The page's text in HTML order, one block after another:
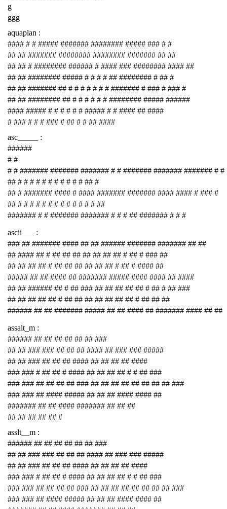
g
ggg
aquaplan :
#### # # ##### ####### ######## ##### ### # #
## ## ####### ######## ######## ####### ## ##
## ## # ######## ###### # #### ### ######## #### ##
## ## ######## ##### # # # # ## ######## # ## #
## ## ####### ## # # # # # # # ####### # ### # ### #
## ## ######## ## # # # # # # ######## ##### ######
#### ##### # # # # # # ##### # # #### ## ####
# ### # # # ### # ## # # ## ####
asc_____ :
######
# #
# # ####### ####### ####### # # ####### ####### ####### # #
## # # # # # # # # # # # ## #
## # ####### #### # #### ####### ####### #### #### # ### #
## # # # # # # # # # # # # # ##
####### # # ####### ####### # # # ## ####### # # #
ascii___ :
### ## ####### #### ## ## ###### ####### ####### ## ##
## #### ## # ## ## ## ## ## ## ## # ## # ### ##
## ## ## ## # ## ## ## ## ## ## # ## # #### ##
##### ## ## #### ## ####### ##### #### #### ## ####
## ## ###### ## # ## ### ## ## ## ## ## # ## # ## ###
## ## ## ## ## # ## ## ## ## ## ## ## # ## ## ##
###### ## ## ####### ##### ## ## #### ## ####### #### ## ##
assalt_m :
###### ## ## ## ## ## ## ###
## ## ### ### ## ## ## #### ## ### ### #####
## ## ### ## ## ## #### ## ## ## ## ####
### ### # ## ## # #### ## ## ## ## # # ## ###
### ### ## ## ## ## ### ## ## ## ## ## ## ## ## ###
### ### ## #### ##### ## ## ## #### #### ##
####### ## ## #### ####### ## ## ##
## ## ## ## ## #
asslt__m :
###### ## ## ## ## ## ## ###
## ## ### ### ## ## ## #### ## ### ### #####
## ## ### ## ## ## #### ## ## ## ## ####
### ### # ## ## # #### ## ## ## ## # # ## ###
### ### ## ## ## ## ### ## ## ## ## ## ## ## ## ###
### ### ## #### ##### ## ## ## #### #### ##